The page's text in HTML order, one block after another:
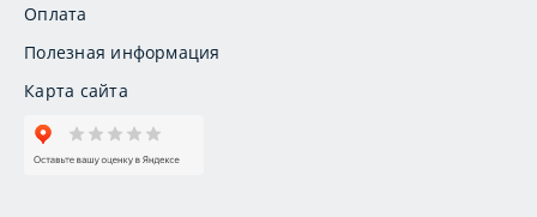
Оплата
Полезная информация
Карта сайта